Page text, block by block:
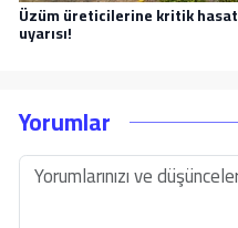
Üzüm üreticilerine kritik hasat
uyarısı!
Yorumlar